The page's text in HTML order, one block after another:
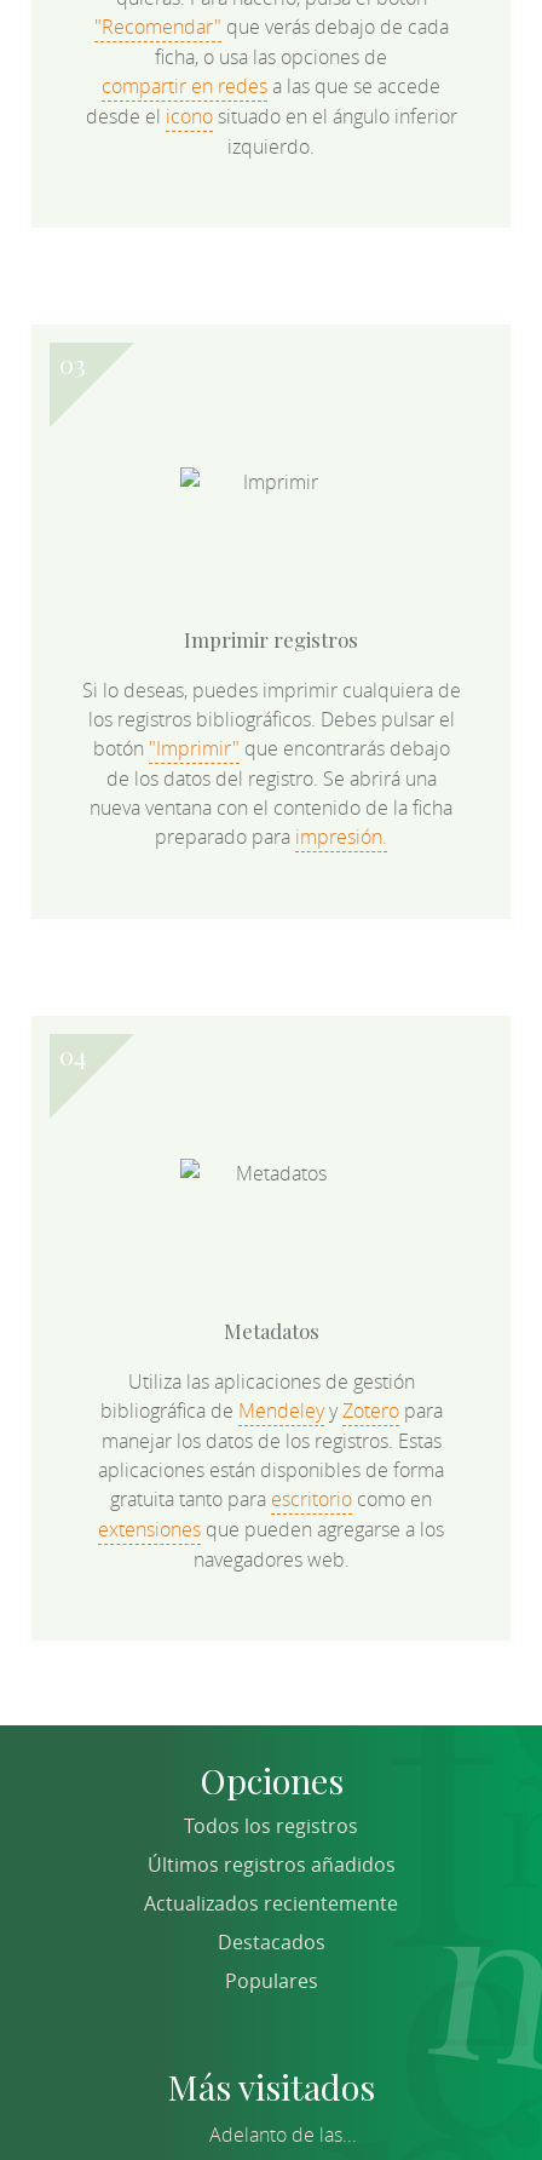
"Recomendar" que verás debajo de cada
ficha, o usa las opciones de
compartir en redesa las que se accede
desde el iconosituado en el ángulo inferior
izquierdo.
Imprimir registros
Si lo deseas, puedes imprimir cualquiera de
los registros bibliográficos. Debes pulsar el
botón "Imprimir" que encontrarás debajo
de los datos del registro. Se abrirá una
nueva ventana con el contenido de la ficha
preparado para impresión.
Metadatos
Utiliza las aplicaciones de gestión
bibliográfica de MendeleyyZoteropara
manejar los datos de los registros. Estas
aplicaciones están disponibles de forma
gratuita tanto para escritorio como en
extensiones que pueden agregarse a los
navegadores web.
Opciones
Todos los registros
Últimos registros añadidos
Actualizados recientemente
Destacados
Populares
Más visitados
Adelanto de las...